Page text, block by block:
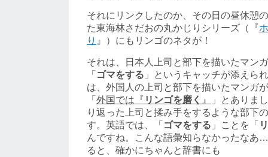
それにリンクしたのか、その日の昼休憩
た東海林さだおの丸かじりシリーズ（『
り 』）にもリンゴのネタが！
それは、日本人上司と部下を描いたマン
「 ゴマをする 」というキャッチが添えら
は、外国人の上司と部下を描いたマンガ
「 外国では『 リンゴを磨く 』
」とありま
り返った上司と揉み手をするような部下
す。英語では、「 ゴマをする 」ことを「
んですね。こんな語彙知らなかったな
ると、確かにちゃんと辞書にも